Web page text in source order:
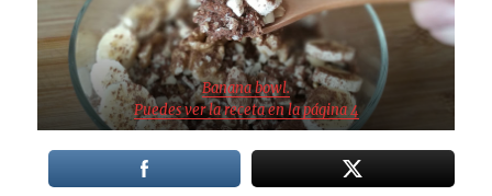
Banana bowl.
Puedes ver la receta en la página 4